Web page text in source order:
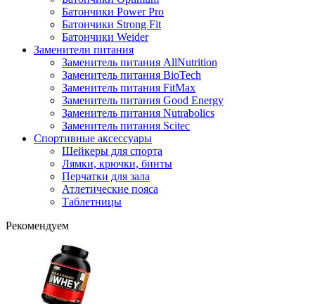
Батончики Power Pro
Батончики Strong Fit
Батончики Weider
Заменители питания
Заменитель питания AllNutrition
Заменитель питания BioTech
Заменитель питания FitMax
Заменитель питания Good Energy
Заменитель питания Nutrabolics
Заменитель питания Scitec
Спортивные аксессуары
Шейкеры для спорта
Лямки, крючки, бинты
Перчатки для зала
Атлетические пояса
Таблетницы
Рекомендуем